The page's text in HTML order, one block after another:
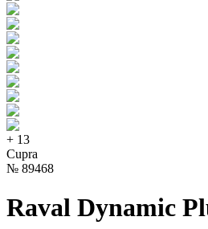
+ 13
Cupra
№ 89468
Raval Dynamic